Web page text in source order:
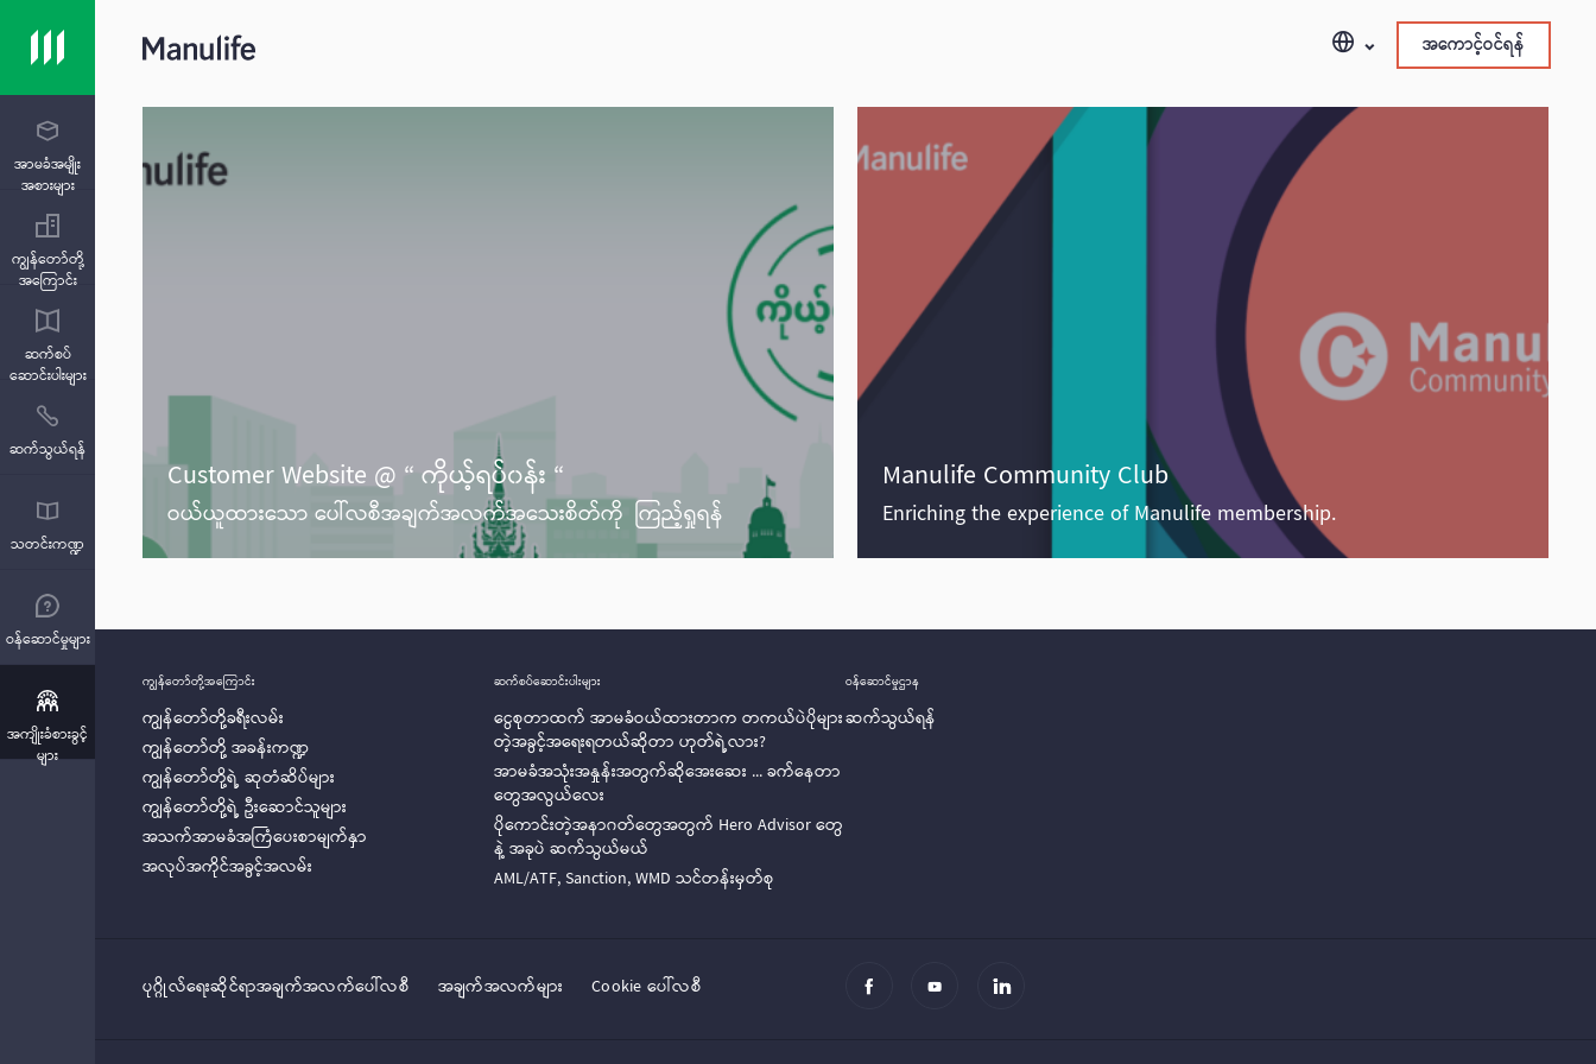
အာမခံအမျိုး
အစားများ
ကျွန်တော်တို့
အကြောင်း
ဆက်စပ်
ဆောင်းပါးများ
ဆက်သွယ်ရန်
သတင်းကဏ္ဍ
ဝန်ဆောင်မှုများ
အကျိုးခံစားခွင့်
များ
အကောင့်ဝင်ရန်
Customer Website @ “ ကိုယ့်ရပ်၀န်း “
ဝယ်ယူထားသော ပေါ်လစီအချက်အလက်အသေးစိတ်ကို ကြည့်ရှုရန်
Manulife Community Club
Enriching the experience of Manulife membership.
ကျွန်တော်တို့အ‌ကြောင်း
ကျွန်တော်တို့ခရီးလမ်း
ကျွန်တော်တို့ အခန်းကဏ္ဍ
ကျွန်တော်တို့ရဲ့ ဆုတံဆိပ်များ
ကျွန်တော်တို့ရဲ့ ဦးဆောင်သူများ
အသက်အာမခံအကြံပေးစာမျက်နှာ
အလုပ်အကိုင်အခွင့်အလမ်း
ဆက်စပ်ဆောင်းပါးများ
ငွေစုတာထက် အာမခံဝယ်ထားတာက တကယ်ပဲပိုများ
တဲ့အခွင့်အရေးရတယ်ဆိုတာ ဟုတ်ရဲ့လား?
အာမခံအသုံးအနှုန်းအတွက်ဆိုအေးဆေး ... ခက်နေတာ
တွေအလွယ်လေး
ပိုကောင်းတဲ့အနာဂတ်တွေအတွက် Hero Advisor တွေ
နဲ့ အခုပဲ ဆက်သွယ်မယ်
AML/ATF, Sanction, WMD သင်တန်းမှတ်စု
ဝန်ဆောင်မှုဌာန
ဆက်သွယ်ရန်
ပုဂ္ဂိုလ်‌‌‌‌ရေးဆိုင်ရာအချက်အလက်ပေါ်လစီ အချက်အလက်များ Cookie ပေါ်လစီ